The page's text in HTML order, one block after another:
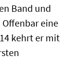
Band und
eine
kehrt er mit